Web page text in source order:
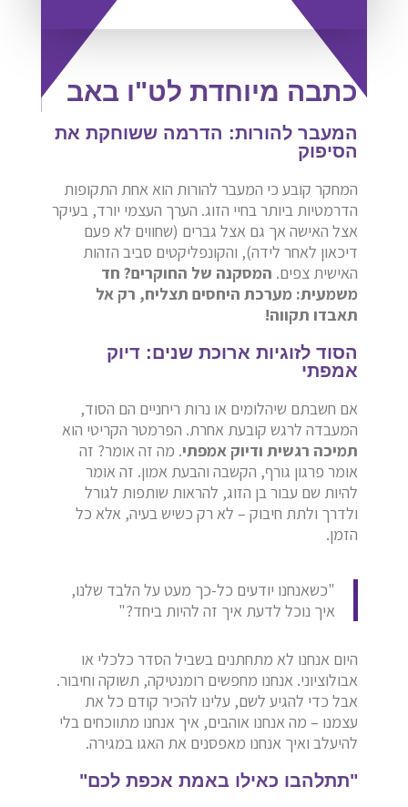
כתבה מיוחדת לט"ו באב
המעבר להורות: הדרמה ששוחקת את
הסיפוק
המחקר קובע כי המעבר להורות הוא אחת התקופות
הדרמטיות ביותר בחיי הזוג. הערך העצמי יורד, בעיקר
אצל האישה אך גם אצל גברים (שחווים לא פעם
דיכאון לאחר לידה), והקונפליקטים סביב הזהות
האישית צפים. המסקנה של החוקרים? חד
משמעית: מערכת היחסים תצליח, רק אל
תאבדו תקווה!
הסוד לזוגיות ארוכת שנים: דיוק
אמפתי
אם חשבתם שיהלומים או נרות ריחניים הם הסוד,
המעבדה לרגש קובעת אחרת. הפרמטר הקריטי הוא
תמיכה רגשית ודיוק אמפתי. מה זה אומר? זה
אומר פרגון גורף, הקשבה והבעת אמון. זה אומר
להיות שם עבור בן הזוג, להראות שותפות לגורל
ולדרך ולתת חיבוק – לא רק כשיש בעיה, אלא כל
הזמן.
"כשאנחנו יודעים כל-כך מעט על הלבד שלנו,
איך נוכל לדעת איך זה להיות ביחד?"
היום אנחנו לא מתחתנים בשביל הסדר כלכלי או
אבולוציוני. אנחנו מחפשים רומנטיקה, תשוקה וחיבור.
אבל כדי להגיע לשם, עלינו להכיר קודם כל את
עצמנו – מה אנחנו אוהבים, איך אנחנו מתווכחים בלי
להיעלב ואיך אנחנו מאפסנים את האגו במגירה.
"תתלהבו כאילו באמת אכפת לכם"